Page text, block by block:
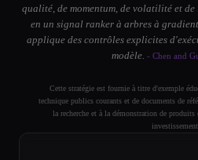
qualité, de momentum, de volatilité et
en un signal ranker à arbres à
applique des contrôles explicites
modèle. - Chen and
Cette stratégie est fournie à titre d'exemple
technique publics courants et de documents de
la recherche et à la démonstration de
investissement.